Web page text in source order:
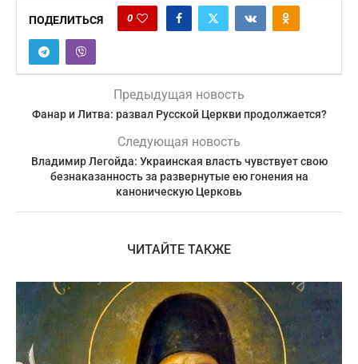
ПОДЕЛИТЬСЯ 0
Предыдущая новость
Фанар и Литва: развал Русской Церкви продолжается?
Следующая новость
Владимир Легойда: Украинская власть чувствует свою
безнаказанность за развернутые ею гонения на
каноническую Церковь
ЧИТАЙТЕ ТАКЖЕ